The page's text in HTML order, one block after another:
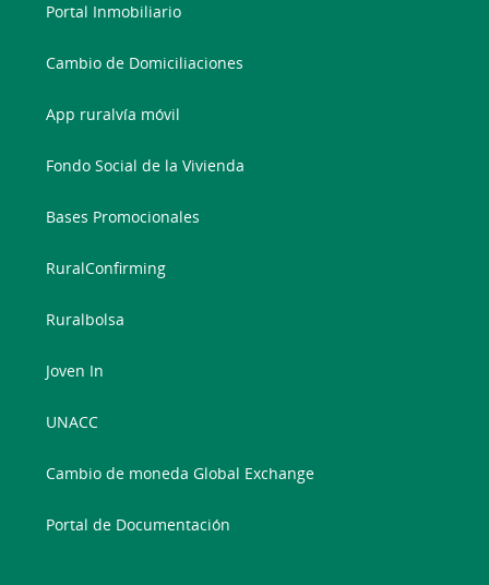
Portal Inmobiliario
Cambio de Domiciliaciones
App ruralvía móvil
Fondo Social de la Vivienda
Bases Promocionales
RuralConfirming
Ruralbolsa
Joven In
UNACC
Cambio de moneda Global Exchange
Portal de Documentación